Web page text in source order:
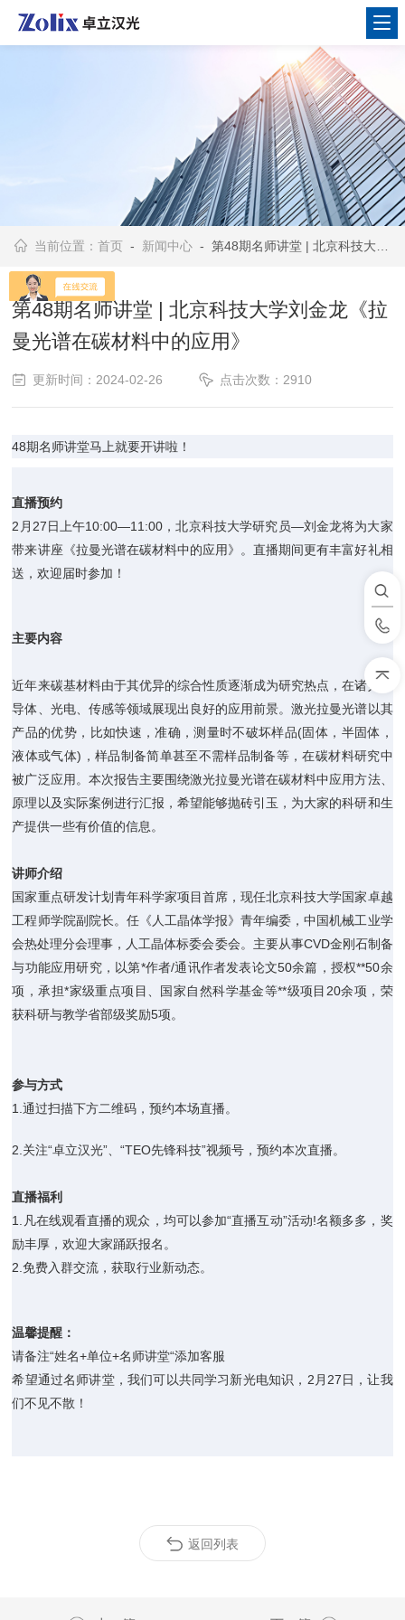
当前位置：首页 - 新闻中心 - 第48期名师讲堂 | 北京科技大学刘金龙《拉曼光谱在碳材料中的应用》
第48期名师讲堂 | 北京科技大学刘金龙《拉
曼光谱在碳材料中的应用》
更新时间：2024-02-26 点击次数：2910
48期名师讲堂马上就要开讲啦！
直播预约
2月27日上午10:00—11:00，北京科技大学研究员—刘金龙将为大家
带来讲座《拉曼光谱在碳材料中的应用》。直播期间更有丰富好礼相
送，欢迎届时参加！
主要内容
近年来碳基材料由于其优异的综合性质逐渐成为研究热点，在诸如半
导体、光电、传感等领域展现出良好的应用前景。激光拉曼光谱以其
产品的优势，比如快速，准确，测量时不破坏样品(固体，半固体，
液体或气体)，样品制备简单甚至不需样品制备等，在碳材料研究中
被广泛应用。本次报告主要围绕激光拉曼光谱在碳材料中应用方法、
原理以及实际案例进行汇报，希望能够抛砖引玉，为大家的科研和生
产提供一些有价值的信息。
讲师介绍
国家重点研发计划青年科学家项目首席，现任北京科技大学国家卓越
工程师学院副院长。任《人工晶体学报》青年编委，中国机械工业学
会热处理分会理事，人工晶体标委会委会。主要从事CVD金刚石制备
与功能应用研究，以第*作者/通讯作者发表论文50余篇，授权**50余
项，承担*家级重点项目、国家自然科学基金等**级项目20余项，荣
获科研与教学省部级奖励5项。
参与方式
1.通过扫描下方二维码，预约本场直播。
2.关注“卓立汉光”、“TEO先锋科技”视频号，预约本次直播。
直播福利
1.凡在线观看直播的观众，均可以参加“直播互动”活动!名额多多，奖
励丰厚，欢迎大家踊跃报名。
2.免费入群交流，获取行业新动态。
温馨提醒：
请备注“姓名+单位+名师讲堂“添加客服
希望通过名师讲堂，我们可以共同学习新光电知识， 2月27日，让我
们不见不散！
返回列表